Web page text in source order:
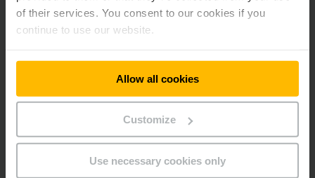
of their services. You consent to our cookies if you
continue to use our website.
Allow all cookies
Customize
Use necessary cookies only
Möchten auch Sie die Leistung und
Dann nehmen Sie Kontakt mit uns auf, um
einen Beratungstermin zu vereinbaren.